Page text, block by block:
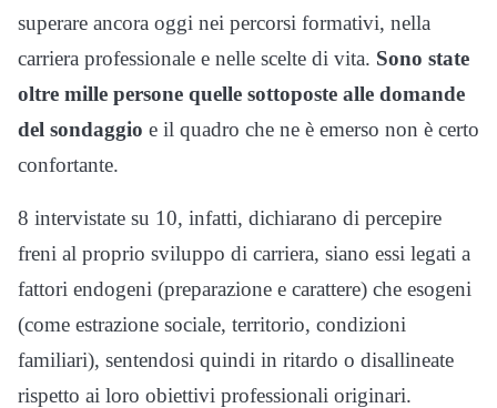
superare ancora oggi nei percorsi formativi, nella
carriera professionale e nelle scelte di vita. Sono state
oltre mille persone quelle sottoposte alle domande
del sondaggio e il quadro che ne è emerso non è certo
confortante.
8 intervistate su 10, infatti, dichiarano di percepire
freni al proprio sviluppo di carriera, siano essi legati a
fattori endogeni (preparazione e carattere) che esogeni
(come estrazione sociale, territorio, condizioni
familiari), sentendosi quindi in ritardo o disallineate
rispetto ai loro obiettivi professionali originari.